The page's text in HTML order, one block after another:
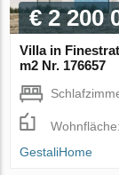
€ 2 200
Villa in
m2 Nr. 176657
GestaliHome